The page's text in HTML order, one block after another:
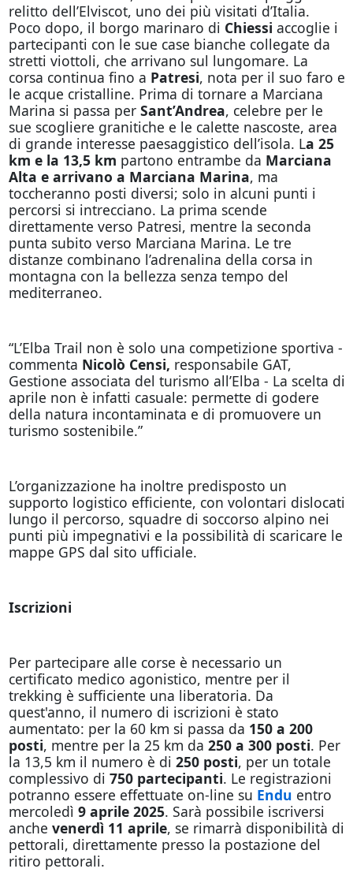
relitto dell’Elviscot, uno dei più visitati d’Italia.
Poco dopo, il borgo marinaro di Chiessi accoglie i
partecipanti con le sue case bianche collegate da
stretti viottoli, che arrivano sul lungomare. La
corsa continua fino a Patresi, nota per il suo faro e
le acque cristalline. Prima di tornare a Marciana
Marina si passa per Sant’Andrea, celebre per le
sue scogliere granitiche e le calette nascoste, area
di grande interesse paesaggistico dell’isola. La 25
km e la 13,5 km partono entrambe da Marciana
Alta e arrivano a Marciana Marina, ma
toccheranno posti diversi; solo in alcuni punti i
percorsi si intrecciano. La prima scende
direttamente verso Patresi, mentre la seconda
punta subito verso Marciana Marina. Le tre
distanze combinano l’adrenalina della corsa in
montagna con la bellezza senza tempo del
mediterraneo.
“L’Elba Trail non è solo una competizione sportiva -
commenta Nicolò Censi, responsabile GAT,
Gestione associata del turismo all’Elba - La scelta di
aprile non è infatti casuale: permette di godere
della natura incontaminata e di promuovere un
turismo sostenibile.”
L’organizzazione ha inoltre predisposto un
supporto logistico efficiente, con volontari dislocati
lungo il percorso, squadre di soccorso alpino nei
punti più impegnativi e la possibilità di scaricare le
mappe GPS dal sito ufficiale.
Iscrizioni
Per partecipare alle corse è necessario un
certificato medico agonistico, mentre per il
trekking è sufficiente una liberatoria. Da
quest'anno, il numero di iscrizioni è stato
aumentato: per la 60 km si passa da 150 a 200
posti, mentre per la 25 km da 250 a 300 posti. Per
la 13,5 km il numero è di 250 posti, per un totale
complessivo di 750 partecipanti. Le registrazioni
potranno essere effettuate on-line su Endu entro
mercoledì 9 aprile 2025. Sarà possibile iscriversi
anche venerdì 11 aprile, se rimarrà disponibilità di
pettorali, direttamente presso la postazione del
ritiro pettorali.